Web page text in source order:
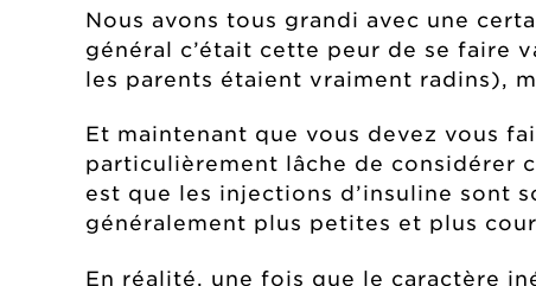
Nous avons tous grandi avec une
général c’était cette peur de se faire
les parents étaient vraiment radins),
Et maintenant que vous devez vous
particulièrement lâche de considérer
est que les injections d’insuline sont
généralement plus petites et plus
En réalité, une fois que le caractère